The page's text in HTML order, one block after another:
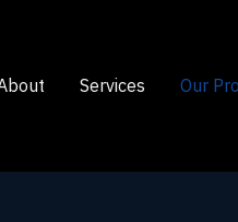
Services Our